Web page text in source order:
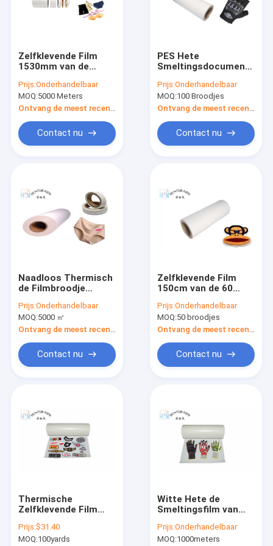
Producten
Fabrieksreis
Kwaliteitscontrole
hete smeltings zelfklevende film
Hete Smeltings Zelfklevende Bladen
De Steunende Lijm van het borduurwerkflard
Eva Hot Melt Adhesive Film
hete smeltings plakband
Zelfklevende Film
1530mm van de
Smelting Hoge
Elasticiteit voor
Naadloos
Prijs:Onderhandelbaar
MOQ:5000 Meters
Contact nu
PES Hete
Smeltingsdocument
Zelfklevende
Filmstok TPU/de
Materiële Flarden van
Prijs:Onderhandelbaar
MOQ:100 Broodjes
Contact nu
Naadloos Thermisch
de Filmbroodje
voor Traceless-
Elasticiteit
Prijs:Onderhandelbaar
MOQ:5000 ㎡
Contact nu
Zelfklevende Film
150cm van de 60
Hete Smelting met
Versiedocument
Prijs:Onderhandelbaar
MOQ:50 broodjes
Contact nu
Thermische
Zelfklevende Film
Bladen ISO9001 van
Portugal van de
Prijs:$31.40
MOQ:100yards
Witte Hete de
Smeltingsfilm van
1.2g/M2
Vriendschappelijke
Prijs:Onderhandelbaar
MOQ:1000meters